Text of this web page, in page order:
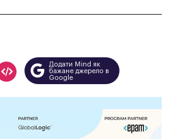
Додати Mind як
бажане джерело в
Google